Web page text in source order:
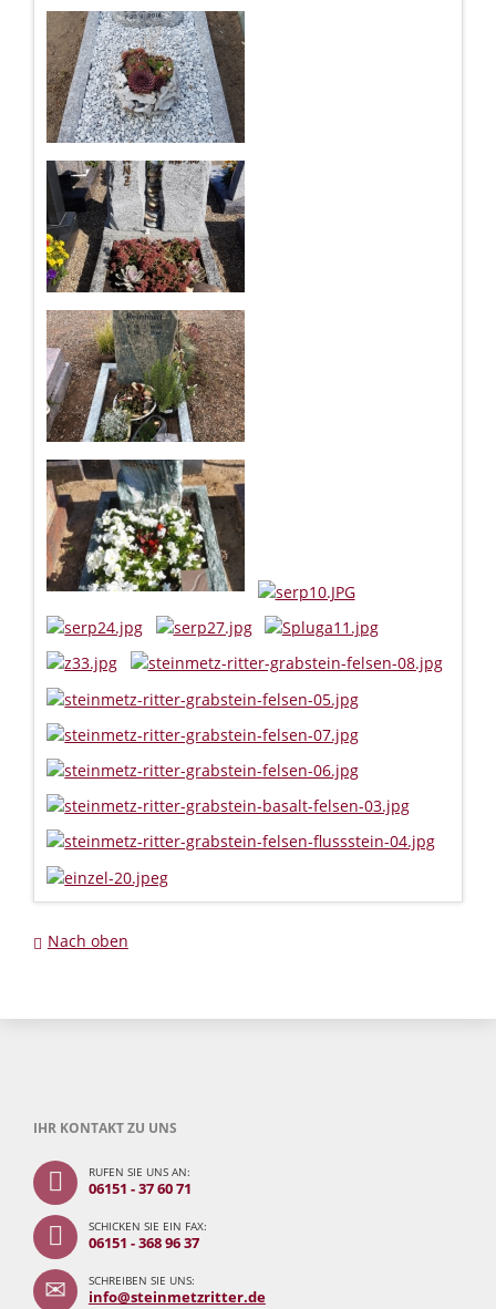
Nach oben
IHR KONTAKT ZU UNS
RUFEN SIE UNS AN:
06151 - 37 60 71
SCHICKEN SIE EIN FAX:
06151 - 368 96 37
SCHREIBEN SIE UNS:
info@steinmetzritter.de